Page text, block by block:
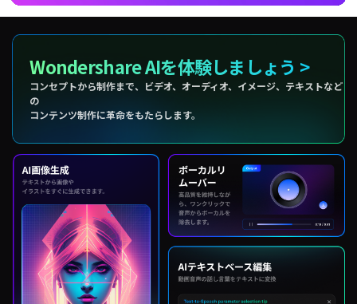
Wondershare AIを体験しましょう >
コンセプトから制作まで、ビデオ、オーディオ、イメージ、テキストなど
の
コンテンツ制作に革命をもたらします。